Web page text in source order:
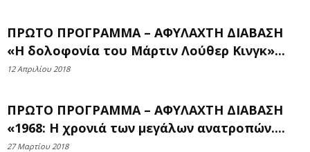
ΠΡΩΤΟ ΠΡΟΓΡΑΜΜΑ – ΑΦΥΛΑΧΤΗ ΔΙΑΒΑΣΗ
«Η δολοφονία του Μάρτιν Λούθερ Κινγκ»...
12 Απριλίου 2018
ΠΡΩΤΟ ΠΡΟΓΡΑΜΜΑ – ΑΦΥΛΑΧΤΗ ΔΙΑΒΑΣΗ
«1968: Η χρονιά των μεγάλων ανατροπών....
27 Μαρτίου 2018